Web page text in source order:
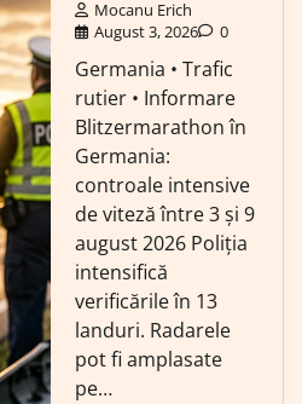
Mocanu Erich
August 3, 2026
0
Germania • Trafic
rutier • Informare
Blitzermarathon în
Germania:
controale intensive
de viteză între 3 și 9
august 2026 Poliția
intensifică
verificările în 13
landuri. Radarele
pot fi amplasate
pe…